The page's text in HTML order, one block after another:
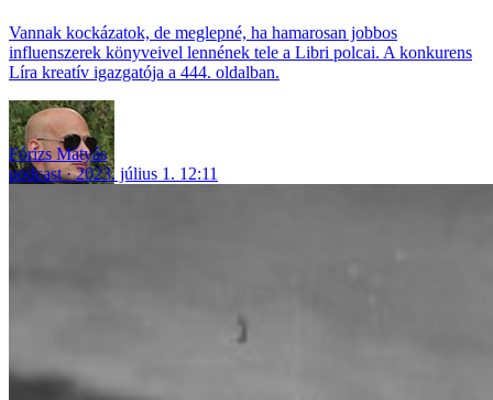
Vannak kockázatok, de meglepné, ha hamarosan jobbos
influenszerek könyveivel lennének tele a Libri polcai. A konkurens
Líra kreatív igazgatója a 444. oldalban.
Fórizs Mátyás
podcast
2023. július 1. 12:11